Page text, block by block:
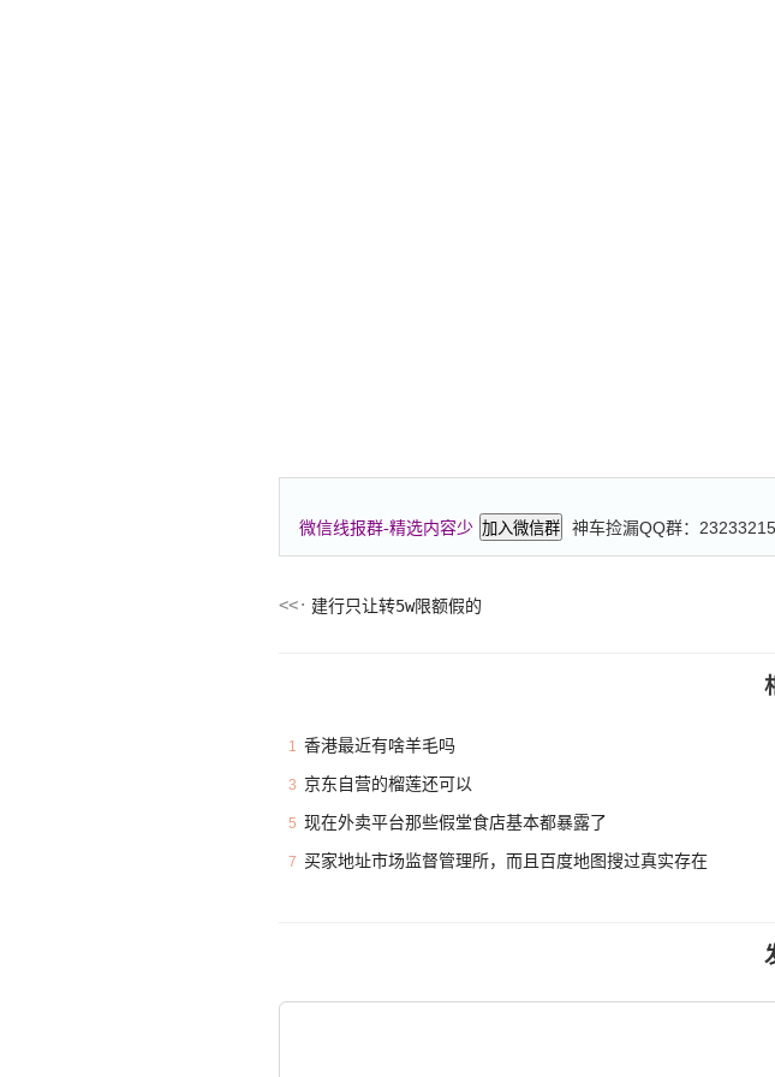
微信线报群-精选内容少 加入微信群 神车捡漏QQ群：
建行只让转5w限额假的
1 香港最近有啥羊毛吗
3 京东自营的榴莲还可以
5 现在外卖平台那些假堂食店基本都暴露了
7 买家地址市场监督管理所，而且百度地图搜过真实存在